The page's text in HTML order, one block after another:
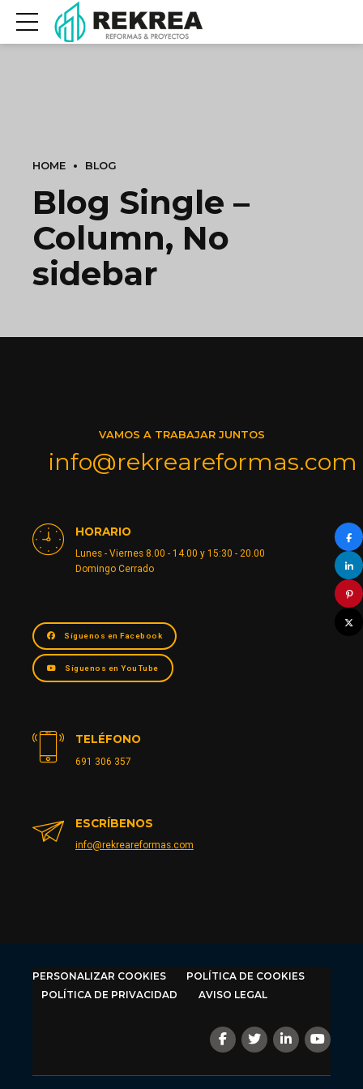
HOME BLOG
Blog Single –
Column, No
sidebar
VAMOS A TRABAJAR JUNTOS
info@rekreareformas.com
HORARIO
Lunes - Viernes 8.00 - 14.00 y 15:30 - 20.00
Domingo Cerrado
Síguenos en Facebook
Síguenos en YouTube
TELÉFONO
691 306 357
ESCRÍBENOS
info@rekreareformas.com
PERSONALIZAR COOKIES
POLÍTICA DE COOKIES
POLÍTICA DE PRIVACIDAD
AVISO LEGAL